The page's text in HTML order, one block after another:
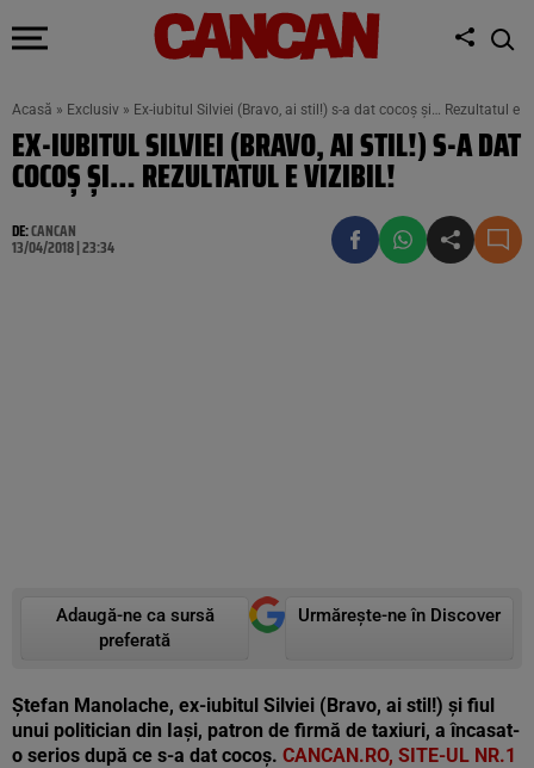
Acasă » Exclusiv » Ex-iubitul Silviei (Bravo, ai stil!) s-a dat cocoș și… Rezultatul e
EX-IUBITUL SILVIEI (BRAVO, AI STIL!) S-A DAT
COCOȘ ȘI… REZULTATUL E VIZIBIL!
DE:CANCAN
13/04/2018 | 23:34
Adaugă-ne ca sursă
preferată
Urmărește-ne în Discover
Ștefan Manolache, ex-iubitul Silviei (Bravo, ai stil!) și fiul
unui politician din Iași, patron de firmă de taxiuri, a încasat-
o serios după ce s-a dat cocoș. CANCAN.RO, SITE-UL NR.1